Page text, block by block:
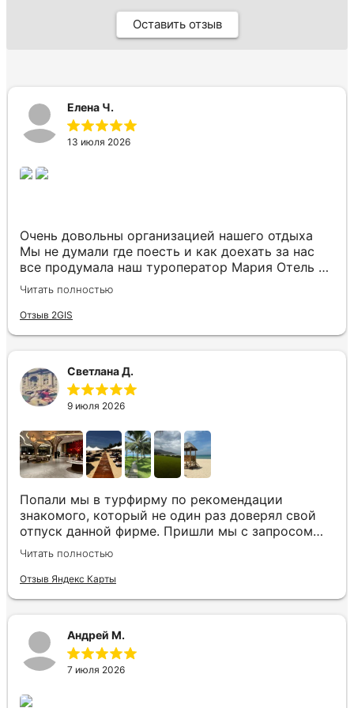
Оставить отзыв
Елена Ч.
13 июля 2026
Очень довольны организацией нашего отдыха
Мы не думали где поесть и как доехать за нас
все продумала наш туроператор Мария Отель в
котором мы жили находится в тихом месте в
шаговой доступности большое количество
достопримечательностей и мест где можно
Читать полностью
Отзыв 2GIS
Светлана Д.
9 июля 2026
Попали мы в турфирму по рекомендации
знакомого, который не один раз доверял свой
отпуск данной фирме. Пришли мы с запросом
«хочу то, не знаю что», было несколько
направлений, но куда точно хотим,
представления не имели. Нашим агентом была
климат на наши даты. Всё емко и по делу. В этот
же день нам по каждому из направлений были
представлены всевозможные варианты. Как итог
прекрасном отеле Вьетнама (Камрань).
Читать полностью
Отзыв Яндекс Карты
Андрей М.
7 июля 2026